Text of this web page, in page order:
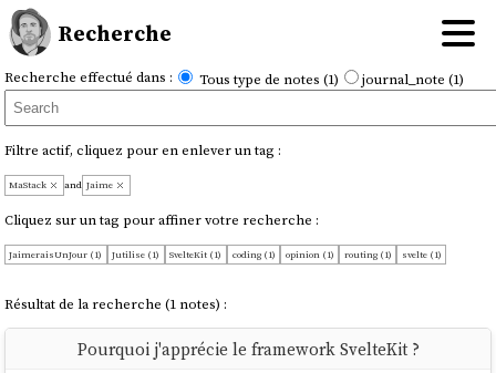
Recherche
Recherche effectué dans : Tous type de notes (1) journal_note (1)
Filtre actif, cliquez pour en enlever un tag :
MaStack and Jaime
Cliquez sur un tag pour affiner votre recherche :
JaimeraisUnJour (1) Jutilise (1) SvelteKit (1) coding (1) opinion (1) routing (1) svelte (1)
Résultat de la recherche (1 notes) :
Pourquoi j'apprécie le framework SvelteKit ?